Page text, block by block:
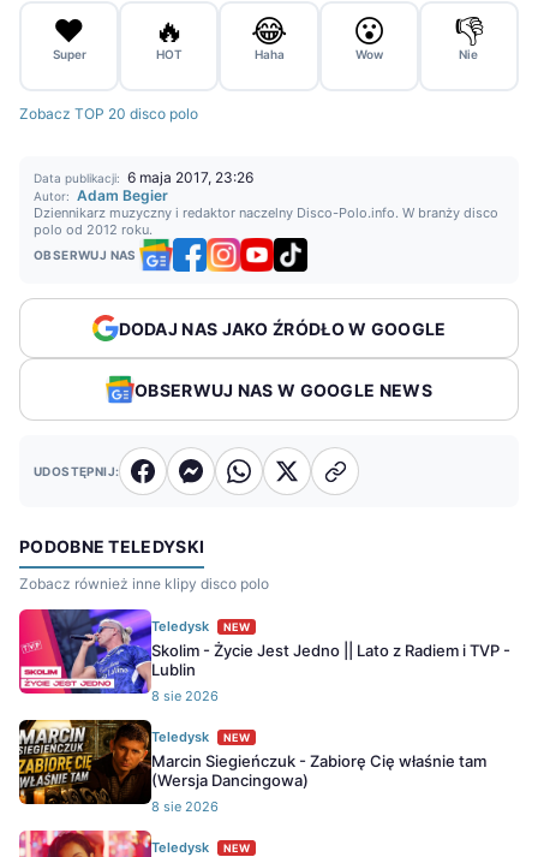
❤️
Super
🔥
HOT
😂
Haha
😮
Wow
👎
Nie
Zobacz TOP 20 disco polo
Data publikacji: 6 maja 2017, 23:26
Autor: Adam Begier
Dziennikarz muzyczny i redaktor naczelny Disco-Polo.info. W branży disco
polo od 2012 roku.
OBSERWUJ NAS
DODAJ NAS JAKO ŹRÓDŁO W GOOGLE
OBSERWUJ NAS W GOOGLE NEWS
UDOSTĘPNIJ:
PODOBNE TELEDYSKI
Zobacz również inne klipy disco polo
Teledysk NEW
Skolim - Życie Jest Jedno || Lato z Radiem i TVP -
Lublin
8 sie 2026
Teledysk NEW
Marcin Siegieńczuk - Zabiorę Cię właśnie tam
(Wersja Dancingowa)
8 sie 2026
Teledysk NEW